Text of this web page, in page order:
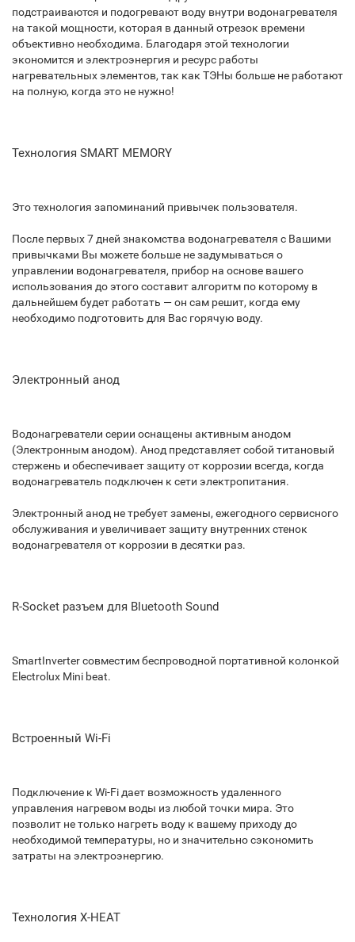
подстраиваются и подогревают воду внутри водонагревателя
на такой мощности, которая в данный отрезок времени
объективно необходима. Благодаря этой технологии
экономится и электроэнергия и ресурс работы
нагревательных элементов, так как ТЭНы больше не работают
на полную, когда это не нужно!
Технология SMART MEMORY
Это технология запоминаний привычек пользователя.
После первых 7 дней знакомства водонагревателя с Вашими
привычками Вы можете больше не задумываться о
управлении водонагревателя, прибор на основе вашего
использования до этого составит алгоритм по которому в
дальнейшем будет работать — он сам решит, когда ему
необходимо подготовить для Вас горячую воду.
Электронный анод
Водонагреватели серии оснащены активным анодом
(Электронным анодом). Анод представляет собой титановый
стержень и обеспечивает защиту от коррозии всегда, когда
водонагреватель подключен к сети электропитания.
Электронный анод не требует замены, ежегодного сервисного
обслуживания и увеличивает защиту внутренних стенок
водонагревателя от коррозии в десятки раз.
R-Socket разъем для Bluetooth Sound
SmartInverter совместим беспроводной портативной колонкой
Electrolux Mini beat.
Встроенный Wi-Fi
Подключение к Wi-Fi дает возможность удаленного
управления нагревом воды из любой точки мира. Это
позволит не только нагреть воду к вашему приходу до
необходимой температуры, но и значительно сэкономить
затраты на электроэнергию.
Технология X-HEAT